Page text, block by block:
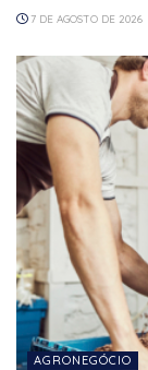
7 DE AGOSTO DE 2026
AGRONEGÓCIO